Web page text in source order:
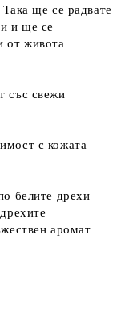
ще се радвате
и ще се
от живота
със свежи
с кожата
белите дрехи
аромат